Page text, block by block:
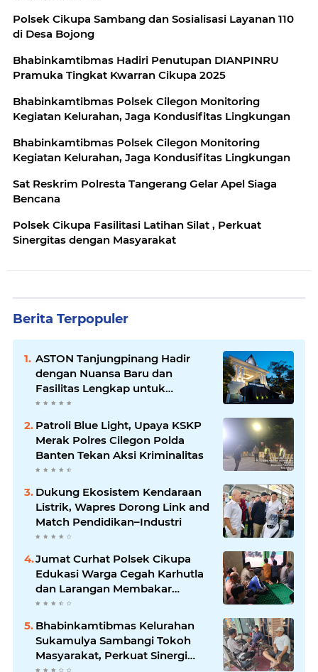
Polsek Cikupa Sambang dan Sosialisasi Layanan 110
di Desa Bojong
Bhabinkamtibmas Hadiri Penutupan DIANPINRU
Pramuka Tingkat Kwarran Cikupa 2025
Bhabinkamtibmas Polsek Cilegon Monitoring
Kegiatan Kelurahan, Jaga Kondusifitas Lingkungan
Bhabinkamtibmas Polsek Cilegon Monitoring
Kegiatan Kelurahan, Jaga Kondusifitas Lingkungan
Sat Reskrim Polresta Tangerang Gelar Apel Siaga
Bencana
Polsek Cikupa Fasilitasi Latihan Silat , Perkuat
Sinergitas dengan Masyarakat
Berita Terpopuler
ASTON Tanjungpinang Hadir
dengan Nuansa Baru dan
Fasilitas Lengkap untuk
Kenyamanan Tamu
Patroli Blue Light, Upaya KSKP
Merak Polres Cilegon Polda
Banten Tekan Aksi Kriminalitas
Dukung Ekosistem Kendaraan
Listrik, Wapres Dorong Link and
Match Pendidikan–Industri
Jumat Curhat Polsek Cikupa
Edukasi Warga Cegah Karhutla
dan Larangan Membakar
Sampah
Bhabinkamtibmas Kelurahan
Sukamulya Sambangi Tokoh
Masyarakat, Perkuat Sinergi